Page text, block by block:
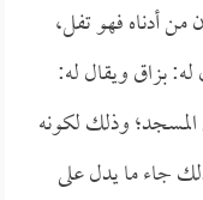
من أدناه فهو تفل،
بزاق ويقال له:
وذلك لكونه
جاء ما يدل على